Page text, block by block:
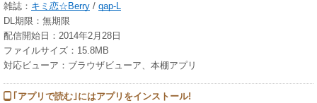
雑誌： キミ恋☆Berry / qap-L
DL期限：無期限
配信開始日：2014年2月28日
ファイルサイズ：15.8MB
対応ビューア：ブラウザビューア、本棚アプリ
｢アプリで読む｣にはアプリをインストール!